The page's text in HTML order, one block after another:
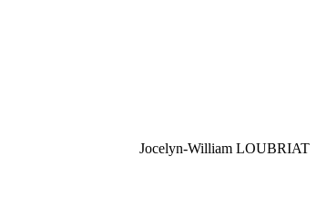
Jocelyn-William LOUBRIAT